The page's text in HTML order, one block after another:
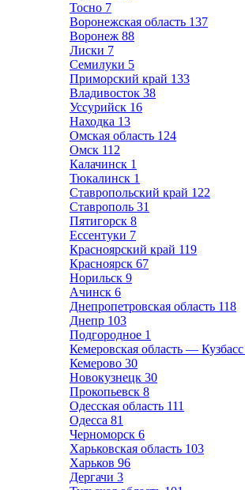
Тосно 7
Воронежская область 137
Воронеж 88
Лиски 7
Семилуки 5
Приморский край 133
Владивосток 38
Уссурийск 16
Находка 13
Омская область 124
Омск 112
Калачинск 1
Тюкалинск 1
Ставропольский край 122
Ставрополь 31
Пятигорск 8
Ессентуки 7
Красноярский край 119
Красноярск 67
Норильск 9
Ачинск 6
Днепропетровская область 118
Днепр 103
Подгородное 1
Кемеровская область — Кузбасс
Кемерово 30
Новокузнецк 30
Прокопьевск 8
Одесская область 111
Одесса 81
Черноморск 6
Харьковская область 103
Харьков 96
Дергачи 3